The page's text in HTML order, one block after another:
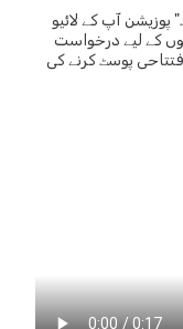
پوزیشن آپ کے لائیو
کے لیے درخواست
پوسٹ کرنے کی